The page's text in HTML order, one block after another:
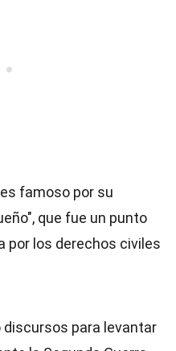
famoso por su
que fue un punto
por los derechos civiles
para levantar